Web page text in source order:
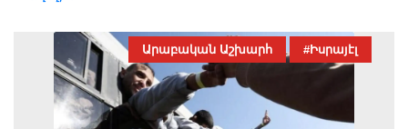
Արաբական Աշխարհ #Իսրայէլ